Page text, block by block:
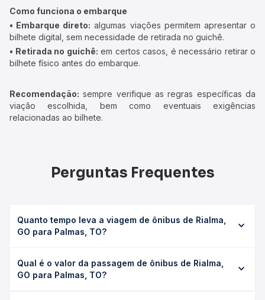
Como funciona o embarque
• Embarque direto: algumas viações permitem apresentar o
bilhete digital, sem necessidade de retirada no guichê.
• Retirada no guichê: em certos casos, é necessário retirar o
bilhete físico antes do embarque.
Recomendação: sempre verifique as regras específicas da
viação escolhida, bem como eventuais exigências
relacionadas ao bilhete.
Perguntas Frequentes
Quanto tempo leva a viagem de ônibus de Rialma,
GO para Palmas, TO?
em média 9h 7min, podendo variar conforme a viação, o
tipo de serviço (convencional, executivo ou leito) e as
Qual é o valor da passagem de ônibus de Rialma,
GO para Palmas, TO?